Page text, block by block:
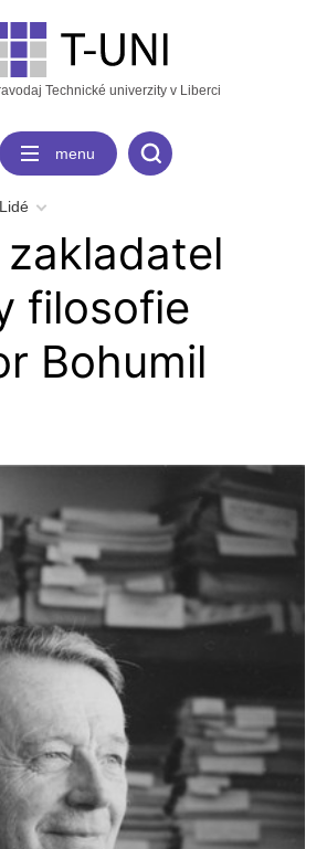
Technické univerzity v Liberci
menu
Lidé
filosofie
Bohumil